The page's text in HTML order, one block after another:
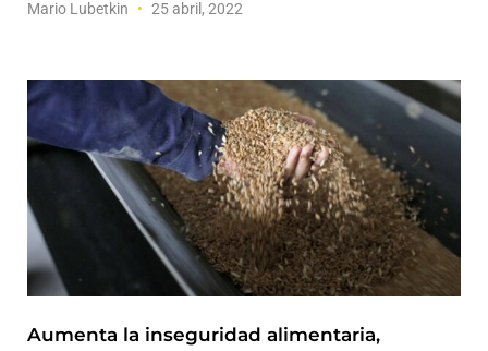
Mario Lubetkin 25 abril, 2022
Aumenta la inseguridad alimentaria,